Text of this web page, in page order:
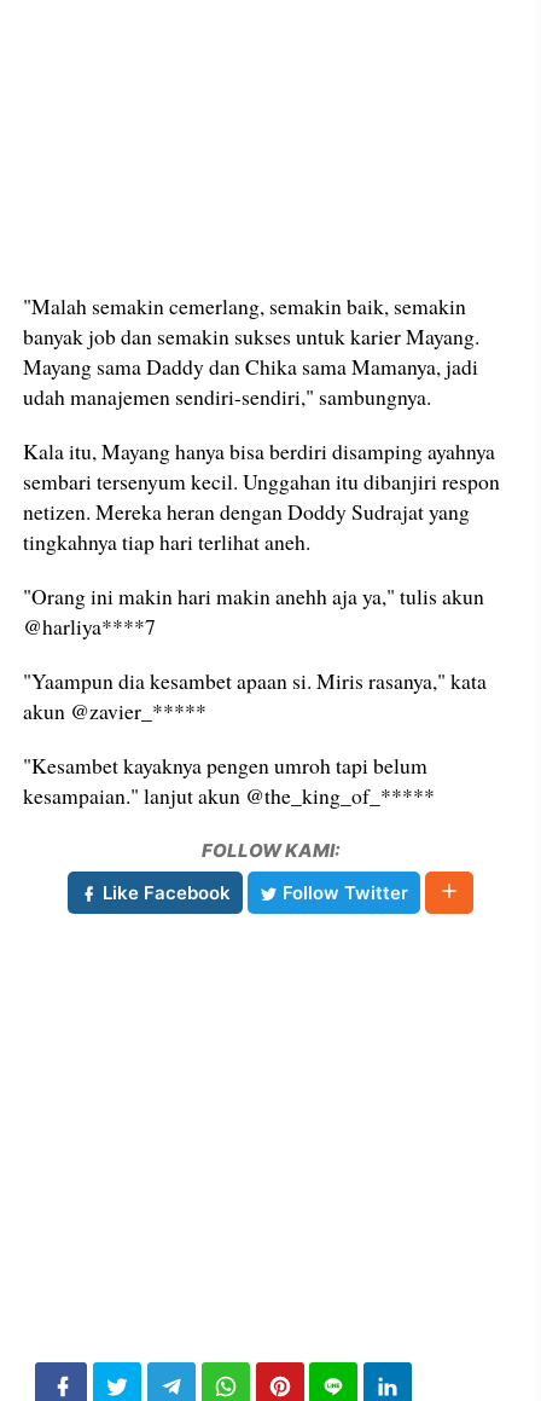
"Malah semakin cemerlang, semakin baik, semakin
banyak job dan semakin sukses untuk karier Mayang.
Mayang sama Daddy dan Chika sama Mamanya, jadi
udah manajemen sendiri-sendiri," sambungnya.
Kala itu, Mayang hanya bisa berdiri disamping ayahnya
sembari tersenyum kecil. Unggahan itu dibanjiri respon
netizen. Mereka heran dengan Doddy Sudrajat yang
tingkahnya tiap hari terlihat aneh.
"Orang ini makin hari makin anehh aja ya," tulis akun
@harliya****7
"Yaampun dia kesambet apaan si. Miris rasanya," kata
akun @zavier_*****
"Kesambet kayaknya pengen umroh tapi belum
kesampaian." lanjut akun @the_king_of_*****
FOLLOW KAMI:
Like Facebook
Follow Twitter